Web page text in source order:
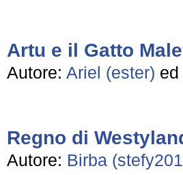
Artu e il Gatto
Autore: Ariel (ester)
Regno di
Autore: Birba